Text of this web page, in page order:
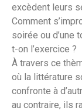
excèdent leurs
Comment
soirée ou d’une
t-on l’exercice ?
À travers ce
où la littérature
confronte à
au contraire, ils